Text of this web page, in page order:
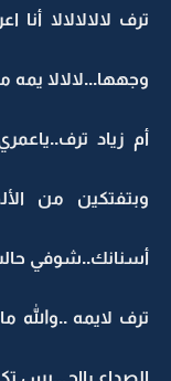
ترف لالالالالا
وجهها...لالالا
أم زياد
وبتفتكين من
أسنانك..شوفي
ترف لايمه
الصداع رااح...بس